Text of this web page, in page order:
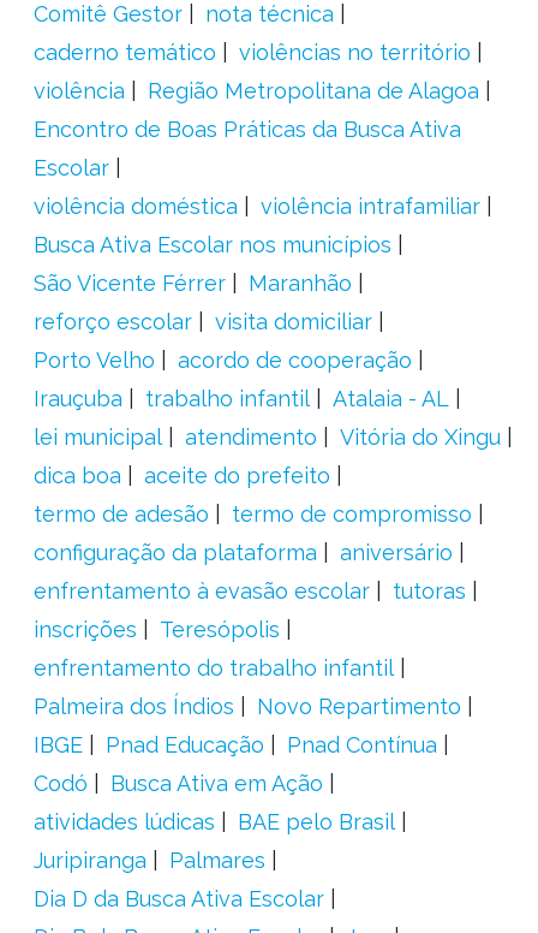
Comitê Gestor
nota técnica
caderno temático
violências no território
violência
Região Metropolitana de Alagoa
Encontro de Boas Práticas da Busca Ativa
Escolar
violência doméstica
violência intrafamiliar
Busca Ativa Escolar nos municípios
São Vicente Férrer
Maranhão
reforço escolar
visita domiciliar
Porto Velho
acordo de cooperação
Irauçuba
trabalho infantil
Atalaia - AL
lei municipal
atendimento
Vitória do Xingu
dica boa
aceite do prefeito
termo de adesão
termo de compromisso
configuração da plataforma
aniversário
enfrentamento à evasão escolar
tutoras
inscrições
Teresópolis
enfrentamento do trabalho infantil
Palmeira dos Índios
Novo Repartimento
IBGE
Pnad Educação
Pnad Contínua
Codó
Busca Ativa em Ação
atividades lúdicas
BAE pelo Brasil
Juripiranga
Palmares
Dia D da Busca Ativa Escolar